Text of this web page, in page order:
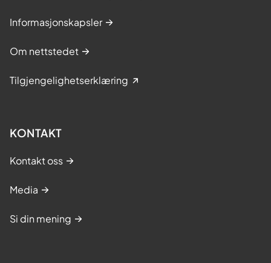
Informasjonskapsler
Om nettstedet
Tilgjengelighetserklæring
KONTAKT
Kontakt oss
Media
Si din mening